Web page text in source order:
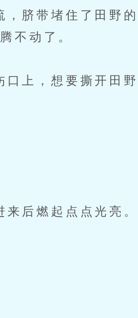
脐带堵住了田野的
不动了。
上，想要撕开田野
后燃起点点光亮。